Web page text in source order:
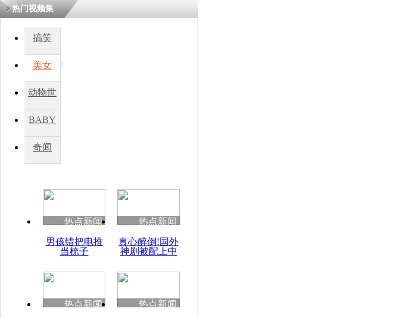
热门视频集
搞笑
美女
动物世
BABY
秀
奇闻
热点新闻
男孩错把电推
当梳子
热点新闻
真心醉倒!国外
神剧被配上中
热点新闻
热点新闻